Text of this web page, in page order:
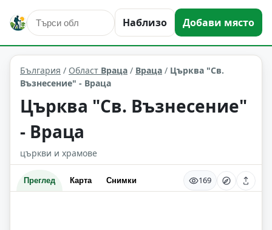
Наблизо Добави място
култура и изкуство Враца Област: Враца
България / Област Враца / Враца / Църква "Св.
Възнесение" - Враца
Църква "Св. Възнесение"
- Враца
църкви и храмове
Преглед Карта Снимки 169